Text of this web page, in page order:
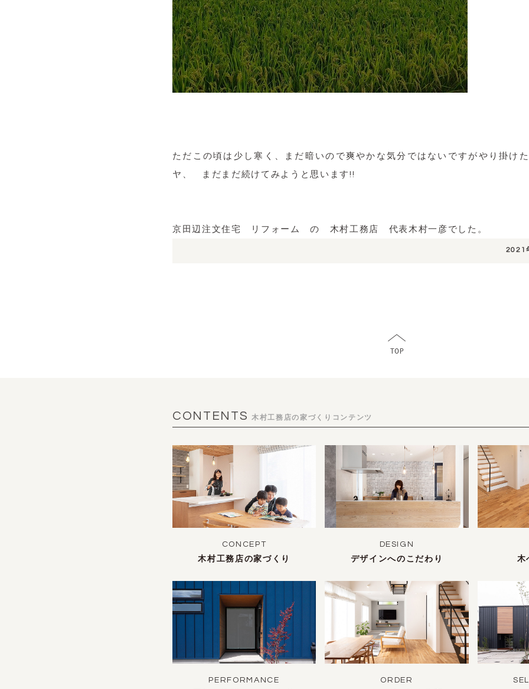
ただこの頃は少し寒く、まだ暗いので爽やかな気分ではないですがやり掛け
ヤ、 まだまだ続けてみようと思います!!
京田辺注文住宅 リフォーム の 木村工務店 代表木村一彦でした。
2021
CONTENTS 木村工務店の家づくりコンテンツ
CONCEPT
木村工務店の家づくり
DESIGN
デザインへのこだわり
木
PERFORMANCE
ORDER